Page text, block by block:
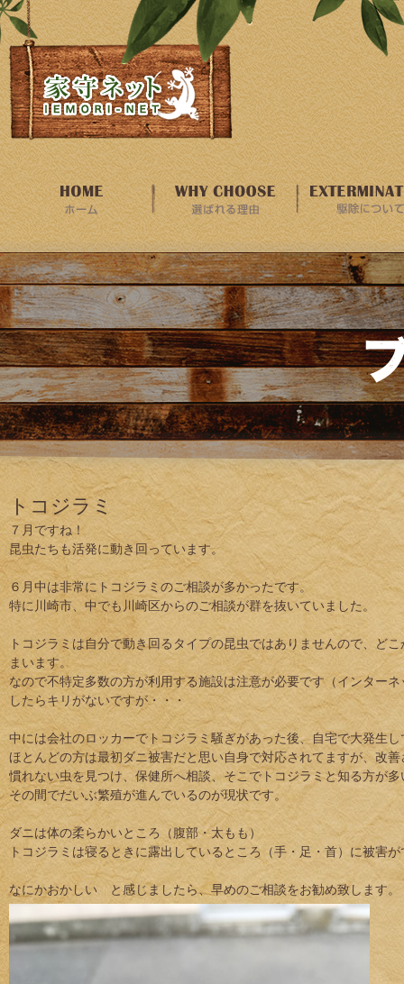
トコジラミ
７月ですね！
昆虫たちも活発に動き回っています。
６月中は非常にトコジラミのご相談が多かったです。
特に川崎市、中でも川崎区からのご相談が群を抜いていました。
トコジラミは自分で動き回るタイプの昆虫ではありませんので、ど
まいます。
なので不特定多数の方が利用する施設は注意が必要です（インター
したらキリがないですが・・・
中には会社のロッカーでトコジラミ騒ぎがあった後、自宅で大発生
ほとんどの方は最初ダニ被害だと思い自身で対応されてますが、改
慣れない虫を見つけ、保健所へ相談、そこでトコジラミと知る方が多
その間でだいぶ繁殖が進んでいるのが現状です。
ダニは体の柔らかいところ（腹部・太もも）
トコジラミは寝るときに露出しているところ（手・足・首）に被害
なにかおかしい と感じましたら、早めのご相談をお勧め致します。